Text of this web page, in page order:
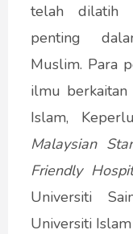
telah dilatih
penting
Muslim. Para
ilmu
Islam,
Malaysian
Friendly
Universiti
Universiti